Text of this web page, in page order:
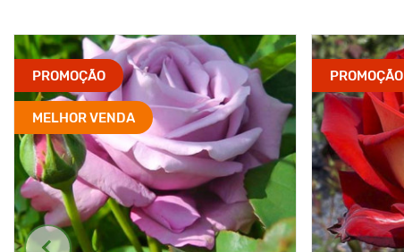
PROMOÇÃO
MELHOR VENDA
PROMOÇÃO